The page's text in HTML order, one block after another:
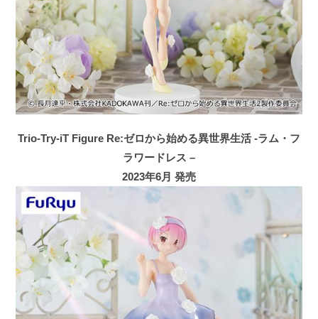
Trio-Try-iT Figure Re:ゼロから始める異世界生活 -ラム・フ
ラワードレス –
2023年6月 発売